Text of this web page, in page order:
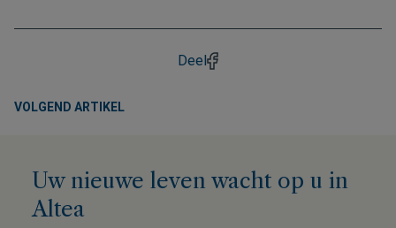
Deel
VOLGEND ARTIKEL
Uw nieuwe leven wacht op u in
Altea